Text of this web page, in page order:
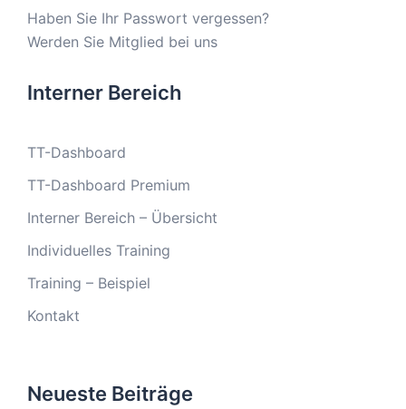
Haben Sie Ihr Passwort vergessen?
Werden Sie Mitglied bei uns
Interner Bereich
TT-Dashboard
TT-Dashboard Premium
Interner Bereich – Übersicht
Individuelles Training
Training – Beispiel
Kontakt
Neueste Beiträge